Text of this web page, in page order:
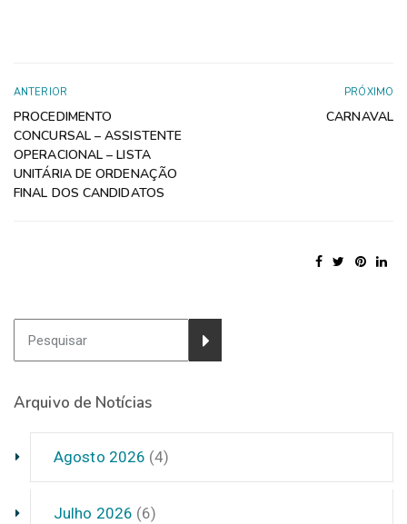
ANTERIOR
PROCEDIMENTO
CONCURSAL – ASSISTENTE
OPERACIONAL – LISTA
UNITÁRIA DE ORDENAÇÃO
FINAL DOS CANDIDATOS
PRÓXIMO
CARNAVAL
Arquivo de Notícias
Agosto 2026 (4)
Julho 2026 (6)